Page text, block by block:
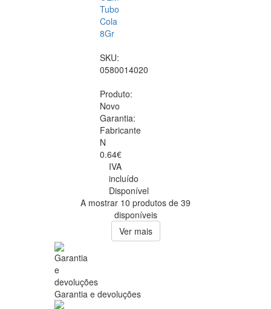
Tubo
Cola
8Gr
SKU:
0580014020
Produto:
Novo
Garantia:
Fabricante
N
0.64€
IVA
incluído
Disponível
A mostrar 10 produtos de 39
disponíveis
Ver mais
Garantia e devoluções